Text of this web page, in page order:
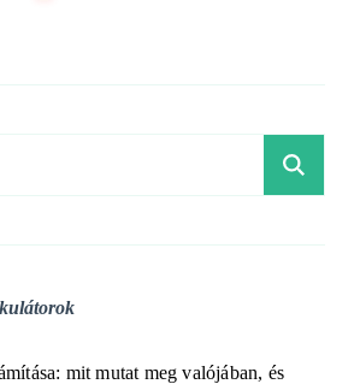
mit mutat meg valójában, és